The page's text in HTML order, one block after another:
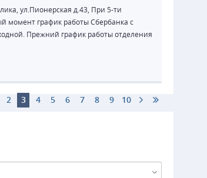
ул.Пионерская д.43, При 5-ти
момент график работы Сбербанка с
Прежний график работы отделения
2 3 4 5 6 7 8 9 10